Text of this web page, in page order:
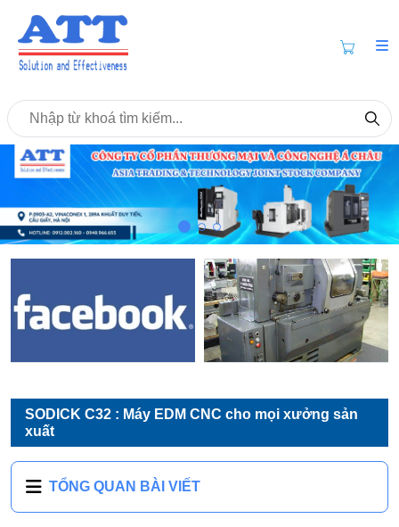
SODICK C32 : Máy EDM CNC cho mọi xưởng sản
xuất
TỔNG QUAN BÀI VIẾT